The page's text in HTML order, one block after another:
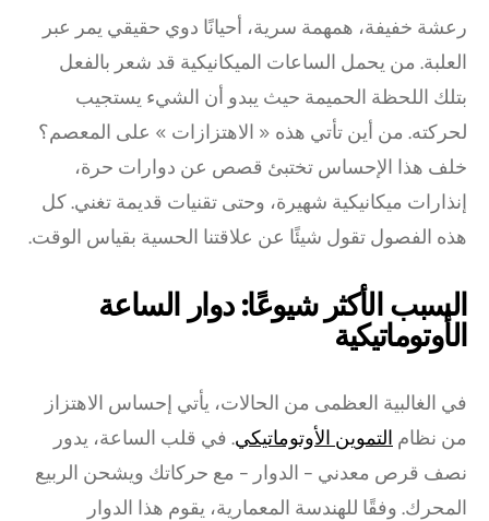
رعشة خفيفة، همهمة سرية، أحيانًا دوي حقيقي يمر عبر
العلبة. من يحمل الساعات الميكانيكية قد شعر بالفعل
بتلك اللحظة الحميمة حيث يبدو أن الشيء يستجيب
لحركته. من أين تأتي هذه « الاهتزازات » على المعصم؟
خلف هذا الإحساس تختبئ قصص عن دوارات حرة،
إنذارات ميكانيكية شهيرة، وحتى تقنيات قديمة تغني. كل
هذه الفصول تقول شيئًا عن علاقتنا الحسية بقياس الوقت.
السبب الأكثر شيوعًا: دوار الساعة
الأوتوماتيكية
في الغالبية العظمى من الحالات، يأتي إحساس الاهتزاز
من نظام التموين الأوتوماتيكي. في قلب الساعة، يدور
نصف قرص معدني – الدوار – مع حركاتك ويشحن الربيع
المحرك. وفقًا للهندسة المعمارية، يقوم هذا الدوار